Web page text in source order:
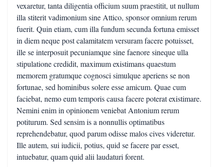
vexaretur, tanta diligentia officium suum praestitit, ut nullum
illa stiterit vadimonium sine Attico, sponsor omnium rerum
fuerit. Quin etiam, cum illa fundum secunda fortuna emisset
in diem neque post calamitatem versuram facere potuisset,
ille se interposuit pecuniamque sine faenore sineque ulla
stipulatione credidit, maximum existimans quaestum
memorem gratumque cognosci simulque aperiens se non
fortunae, sed hominibus solere esse amicum. Quae cum
faciebat, nemo eum temporis causa facere poterat existimare.
Nemini enim in opinionem veniebat Antonium rerum
potiturum. Sed sensim is a nonnullis optimatibus
reprehendebatur, quod parum odisse malos cives videretur.
Ille autem, sui iudicii, potius, quid se facere par esset,
intuebatur, quam quid alii laudaturi forent.